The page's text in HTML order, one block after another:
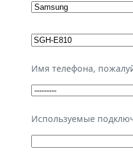
Имя телефона,
Используемые